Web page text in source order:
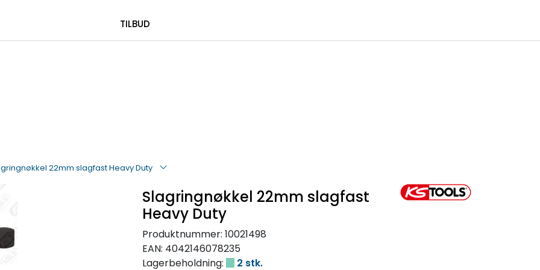
TILBUD
22mm slagfast Heavy Duty
Slagringnøkkel 22mm slagfast
Heavy Duty
Produktnummer: 10021498
EAN: 4042146078235
Lagerbeholdning:
2 stk.